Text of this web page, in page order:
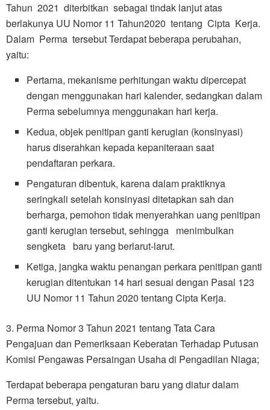
Tahun 2021 diterbitkan sebagai tindak lanjut atas
berlakunya UU Nomor 11 Tahun2020 tentang Cipta Kerja.
Dalam Perma tersebut Terdapat beberapa perubahan,
yaitu:
Pertama, mekanisme perhitungan waktu dipercepat
dengan menggunakan hari kalender, sedangkan dalam
Perma sebelumnya menggunakan hari kerja.
Kedua, objek penitipan ganti kerugian (konsinyasi)
harus diserahkan kepada kepaniteraan saat
pendaftaran perkara.
Pengaturan dibentuk, karena dalam praktiknya
seringkali setelah konsinyasi ditetapkan sah dan
berharga, pemohon tidak menyerahkan uang penitipan
ganti kerugian tersebut, sehingga menimbulkan
sengketa baru yang berlarut-larut.
Ketiga, jangka waktu penangan perkara penitipan ganti
kerugian ditentukan 14 hari sesuai dengan Pasal 123
UU Nomor 11 Tahun 2020 tentang Cipta Kerja.
3. Perma Nomor 3 Tahun 2021 tentang Tata Cara
Pengajuan dan Pemeriksaan Keberatan Terhadap Putusan
Komisi Pengawas Persaingan Usaha di Pengadilan Niaga;
Terdapat beberapa pengaturan baru yang diatur dalam
Perma tersebut, yaitu.